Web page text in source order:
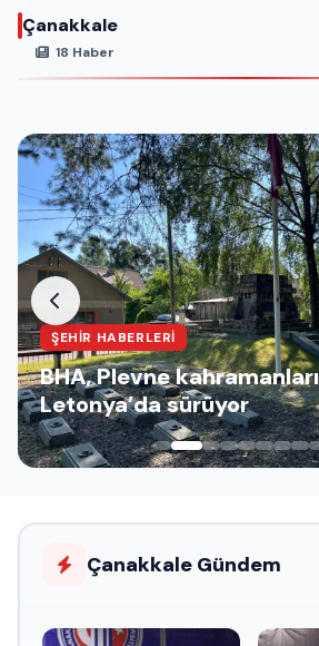
Çanakkale
18 Haber
ŞEHIR HABERLERI
BHA, Plevne
Letonya’da sürüyor
Çanakkale Gündem